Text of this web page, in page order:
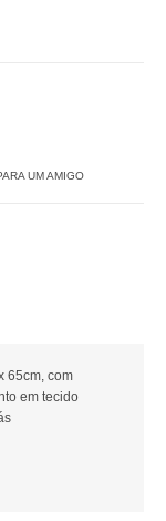
UM AMIGO
65cm, com
em tecido